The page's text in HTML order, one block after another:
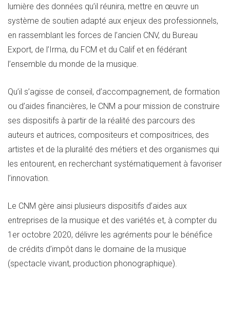
lumière des données qu’il réunira, mettre en œuvre un
système de soutien adapté aux enjeux des professionnels,
en rassemblant les forces de l’ancien CNV, du Bureau
Export, de l’Irma, du FCM et du Calif et en fédérant
l’ensemble du monde de la musique.
Qu’il s’agisse de conseil, d’accompagnement, de formation
ou d’aides financières, le CNM a pour mission de construire
ses dispositifs à partir de la réalité des parcours des
auteurs et autrices, compositeurs et compositrices, des
artistes et de la pluralité des métiers et des organismes qui
les entourent, en recherchant systématiquement à favoriser
l’innovation.
Le CNM gère ainsi plusieurs dispositifs d’aides aux
entreprises de la musique et des variétés et, à compter du
1er octobre 2020, délivre les agréments pour le bénéfice
de crédits d’impôt dans le domaine de la musique
(spectacle vivant, production phonographique).